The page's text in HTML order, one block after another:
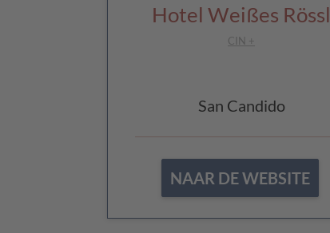
Hotel Weißes Rössl
CIN +
San Candido
NAAR DE WEBSITE